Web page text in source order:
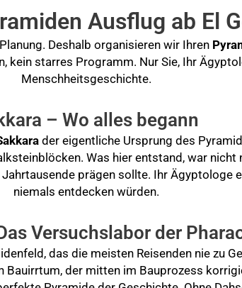
Ausflug ab El
Deshalb organisieren wir Ihren
kein starres Programm. Nur Sie, Ihr
Menschheitsgeschichte.
– Wo alles begann
der eigentliche Ursprung des
Was hier entstand, war
prägen sollte. Ihr Ägyptologe
niemals entdecken würden.
Versuchslabor der
das die meisten Reisenden nie zu
Bauirrtum, der mitten im Bauprozess